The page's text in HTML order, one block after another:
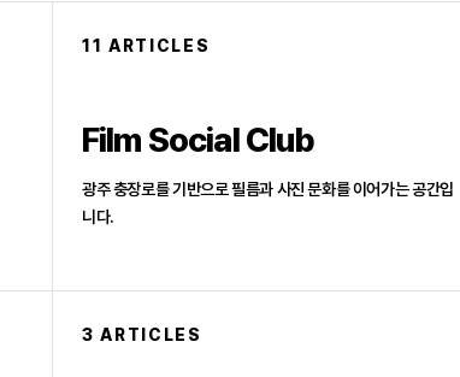
11 ARTICLES
Film Social Club
광주 충장로를 기반으로 필름과 사진 문화를 이어가는 공간입
니다.
3 ARTICLES